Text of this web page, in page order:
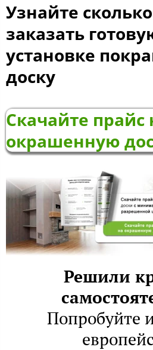
Узнайте
заказать
установке
доску
Скачайте прайс
окрашенную
Решили
Попробуйте